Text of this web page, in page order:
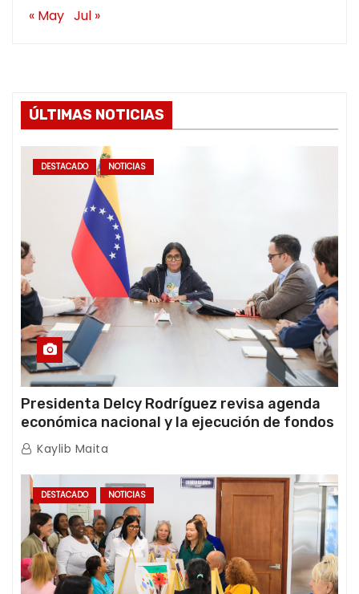
« May Jul »
ÚLTIMAS NOTICIAS
DESTACADO NOTICIAS
Presidenta Delcy Rodríguez revisa agenda
económica nacional y la ejecución de fondos
de emergencia post-sismos
Kaylib Maita
DESTACADO NOTICIAS